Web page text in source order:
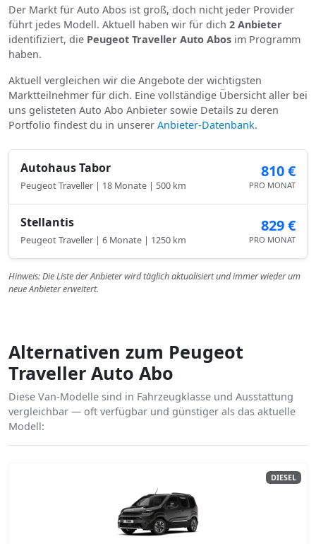
Der Markt für Auto Abos ist groß, doch nicht jeder Provider
führt jedes Modell. Aktuell haben wir für dich 2 Anbieter
identifiziert, die Peugeot Traveller Auto Abos im Programm
haben.
Aktuell vergleichen wir die Angebote der wichtigsten
Marktteilnehmer für dich. Eine vollständige Übersicht aller bei
uns gelisteten Auto Abo Anbieter sowie Details zu deren
Portfolio findest du in unserer Anbieter-Datenbank.
Autohaus Tabor
Peugeot Traveller | 18 Monate | 500 km
810 €
PRO MONAT
Stellantis
Peugeot Traveller | 6 Monate | 1250 km
829 €
PRO MONAT
Hinweis: Die Liste der Anbieter wird täglich aktualisiert und immer wieder um
neue Anbieter erweitert.
Alternativen zum Peugeot
Traveller Auto Abo
Diese Van-Modelle sind in Fahrzeugklasse und Ausstattung
vergleichbar — oft verfügbar und günstiger als das aktuelle
Modell:
DIESEL